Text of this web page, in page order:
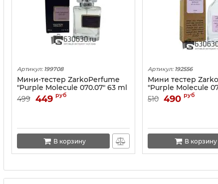
Артикул: 199708
Мини-тестер ZarkoPerfume
"Purple Molecule 070.07" 63 ml
499 449 руб
В корзину
Артикул: 192556
Мини тестер
"Purple Molecule
67 ml
510 490 руб
В корзину